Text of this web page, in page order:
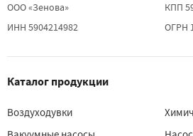
ООО «Зенова»
ИНН 5904214982
КПП
ОГРН
Каталог продукции
Воздуходувки